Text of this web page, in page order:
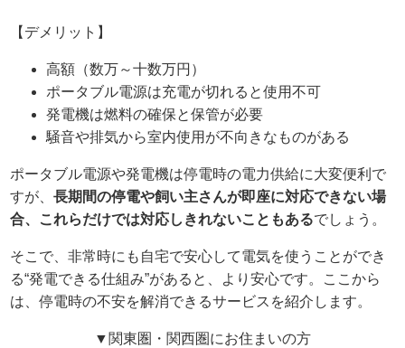
【デメリット】
高額（数万～十数万円）
ポータブル電源は充電が切れると使用不可
発電機は燃料の確保と保管が必要
騒音や排気から室内使用が不向きなものがある
ポータブル電源や発電機は停電時の電力供給に大変便利で
すが、長期間の停電や飼い主さんが即座に対応できない場
合、これらだけでは対応しきれないこともあるでしょう。
そこで、非常時にも自宅で安心して電気を使うことができ
る“発電できる仕組み”があると、より安心です。ここから
は、停電時の不安を解消できるサービスを紹介します。
▼関東圏・関西圏にお住まいの方